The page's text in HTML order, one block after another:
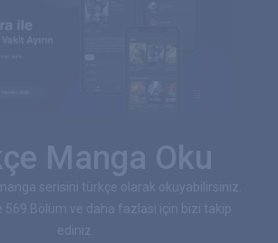
Manga Oku
serisini türkçe olarak okuyabilirsiniz.
569.Bölüm ve daha fazlası için bizi takip
ediniz.